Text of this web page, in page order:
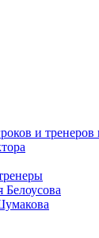
и тренеров